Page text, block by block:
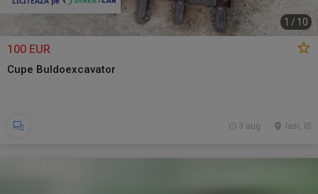
1 / 10
100 EUR
Cupe Buldoexcavator
Iasi, IS
3 aug.